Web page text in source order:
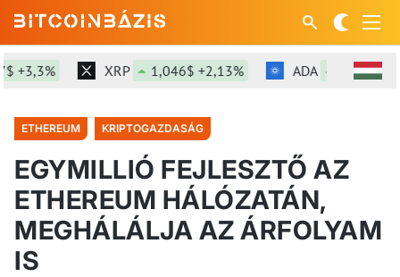
XRP 1,046$ +2,13% ADA 0,201$
ETHEREUM KRIPTOGAZDASÁG
EGYMILLIÓ FEJLESZTŐ AZ
ETHEREUM HÁLÓZATÁN,
MEGHÁLÁLJA AZ ÁRFOLYAM
IS